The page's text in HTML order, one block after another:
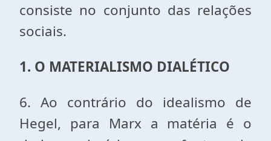
consiste no conjunto das relações
sociais.
1. O MATERIALISMO DIALÉTICO
6. Ao contrário do idealismo de
Hegel, para Marx a matéria é o